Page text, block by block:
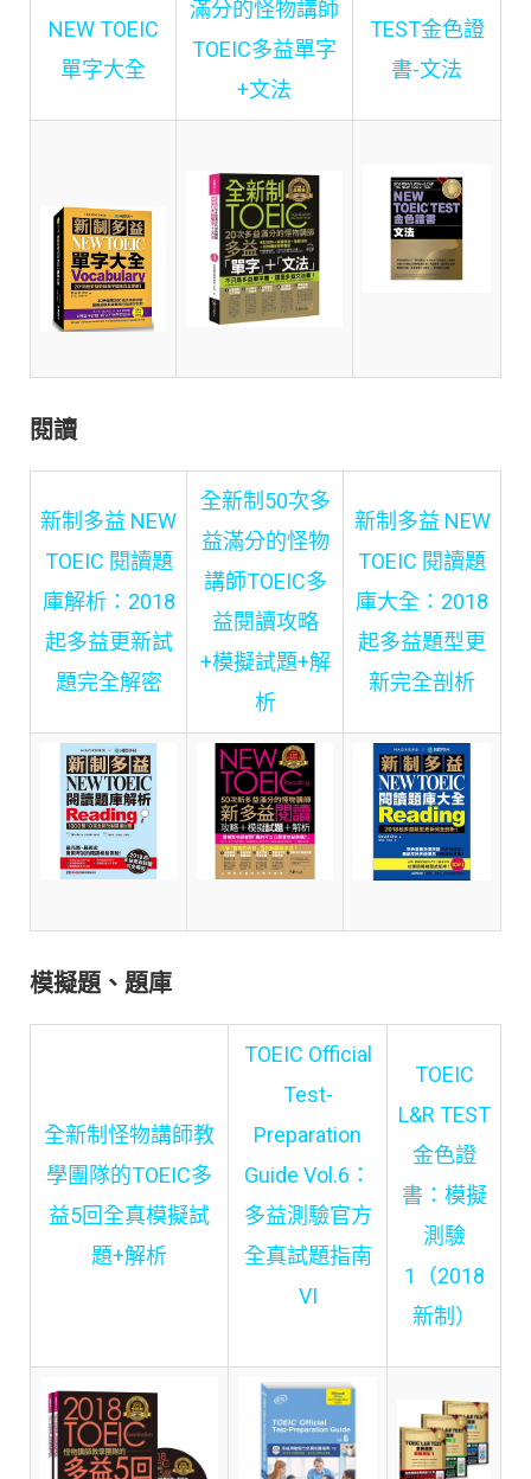
NEW TOEIC
單字大全
滿分的怪物講師
TOEIC多益單字
+文法
TEST金色證
書-文法
閱讀
新制多益 NEW
TOEIC 閱讀題
庫解析：2018
起多益更新試
題完全解密
全新制50次多
益滿分的怪物
講師TOEIC多
益閱讀攻略
+模擬試題+解
析
新制多益 NEW
TOEIC 閱讀題
庫大全：2018
起多益題型更
新完全剖析
模擬題、題庫
全新制怪物講師教
學團隊的TOEIC多
益5回全真模擬試
題+解析
TOEIC Official
Test-
Preparation
Guide Vol.6：
多益測驗官方
全真試題指南
VI
TOEIC
L&R TEST
金色證
書：模擬
測驗
1（2018
新制）